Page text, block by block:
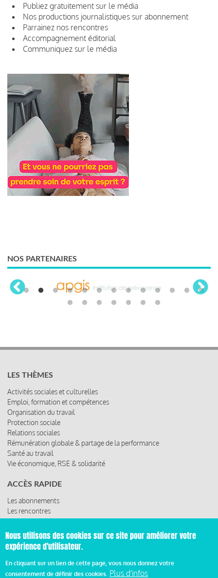
Publiez gratuitement sur le média
Nos productions journalistiques sur abonnement
Parrainez nos rencontres
Accompagnement éditorial
Communiquez sur le média
NOS PARTENAIRES
LES THÈMES
Activités sociales et culturelles
Emploi, formation et compétences
Organisation du travail
Protection sociale
Relations sociales
Rémunération globale & partage de la performance
Santé au travail
Vie économique, RSE & solidarité
ACCÈS RAPIDE
Les abonnements
Les rencontres
Les ressources
© 2019 Miroir Social - Réalisé parCafffeine
Nous utilisons des cookies sur ce site pour améliorer votre
expérience d'utilisateur.
En cliquant sur un lien de cette page, vous nous donnez votre
consentement de définir des cookies. Plus d'infos